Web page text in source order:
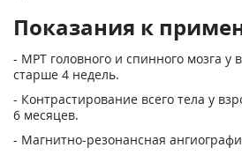
Показания к
- МРТ головного и спинного мозга у
старше 4 недель.
- Контрастирование всего тела у
6 месяцев.
- Магнитно-резонансная